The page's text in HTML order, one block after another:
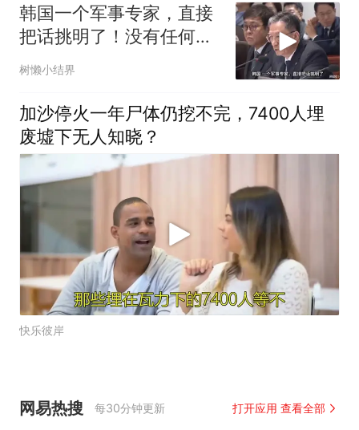
韩国一个军事专家，直接
把话挑明了！没有任何一
个国家敢动
树懒小结界
加沙停火一年尸体仍挖不完，7400人埋
废墟下无人知晓？
快乐彼岸
网易热搜 每30分钟更新 打开应用 查看全部